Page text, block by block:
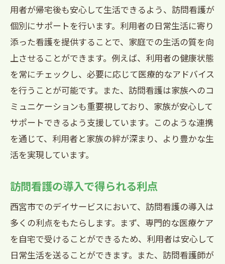
用者が帰宅後も安心して生活できるよう、訪問看護が
個別にサポートを行います。利用者の日常生活に寄り
添った看護を提供することで、家庭での生活の質を向
上させることができます。例えば、利用者の健康状態
を常にチェックし、必要に応じて医療的なアドバイス
を行うことが可能です。また、訪問看護は家族へのコ
ミュニケーションも重要視しており、家族が安心して
サポートできるよう支援しています。このような連携
を通じて、利用者と家族の絆が深まり、より豊かな生
活を実現しています。
訪問看護の導入で得られる利点
西宮市でのデイサービスにおいて、訪問看護の導入は
多くの利点をもたらします。まず、専門的な医療ケア
を自宅で受けることができるため、利用者は安心して
日常生活を送ることができます。また、訪問看護師が